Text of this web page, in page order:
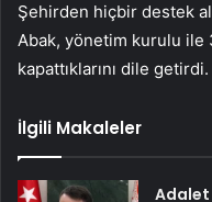
Şehirden hiçbir destek
Abak, yönetim kurulu ile
kapattıklarını dile getirdi.
İlgili Makaleler
Adalet